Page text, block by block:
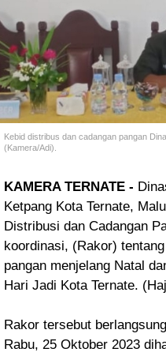
Kebid distribus dan cadangan pangan
(Kamera/Adi).
KAMERA TERNATE -
Ketpang Kota Ternate,
Distribusi dan Cadangan
koordinasi, (Rakor)
pangan menjelang Natal
Hari Jadi Kota Ternate.
Rakor tersebut
Rabu, 25 Oktober 2023